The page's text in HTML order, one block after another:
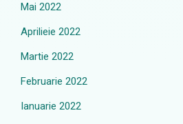
Mai 2022
Aprilieie 2022
Martie 2022
Februarie 2022
Ianuarie 2022